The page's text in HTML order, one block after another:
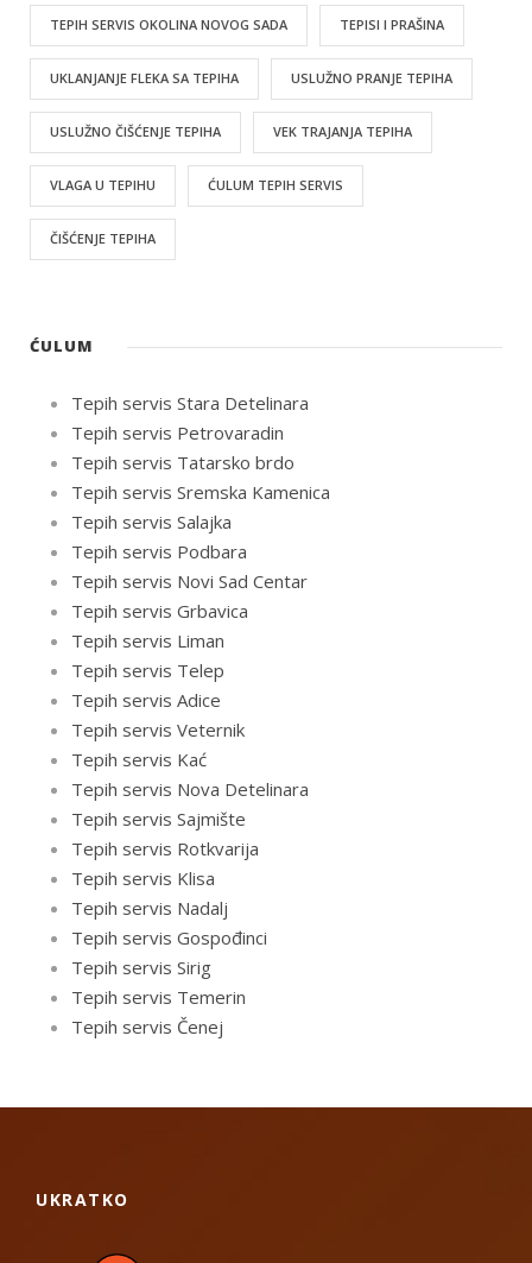
TEPIH SERVIS OKOLINA NOVOG SADA TEPISI I PRAŠINA
UKLANJANJE FLEKA SA TEPIHA USLUŽNO PRANJE TEPIHA
USLUŽNO ČIŠĆENJE TEPIHA VEK TRAJANJA TEPIHA
VLAGA U TEPIHU ĆULUM TEPIH SERVIS
ČIŠĆENJE TEPIHA
ĆULUM
Tepih servis Stara Detelinara
Tepih servis Petrovaradin
Tepih servis Tatarsko brdo
Tepih servis Sremska Kamenica
Tepih servis Salajka
Tepih servis Podbara
Tepih servis Novi Sad Centar
Tepih servis Grbavica
Tepih servis Liman
Tepih servis Telep
Tepih servis Adice
Tepih servis Veternik
Tepih servis Kać
Tepih servis Nova Detelinara
Tepih servis Sajmište
Tepih servis Rotkvarija
Tepih servis Klisa
Tepih servis Nadalj
Tepih servis Gospođinci
Tepih servis Sirig
Tepih servis Temerin
Tepih servis Čenej
UKRATKO